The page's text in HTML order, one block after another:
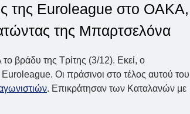
της Euroleague στο ΟΑΚΑ,
της Μπαρτσελόνα
βράδυ της Τρίτης (3/12). Εκεί, ο
Οι πράσινοι στο τέλος αυτού του
. Επικράτησαν των Καταλανών με